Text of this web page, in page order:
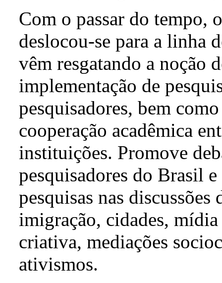
Com o passar do tempo,
deslocou-se para a linha
vêm resgatando a noção
implementação de
pesquisadores, bem
cooperação acadêmica
instituições. Promove
pesquisadores do Brasil
pesquisas nas
imigração, cidades,
criativa, mediações
ativismos.